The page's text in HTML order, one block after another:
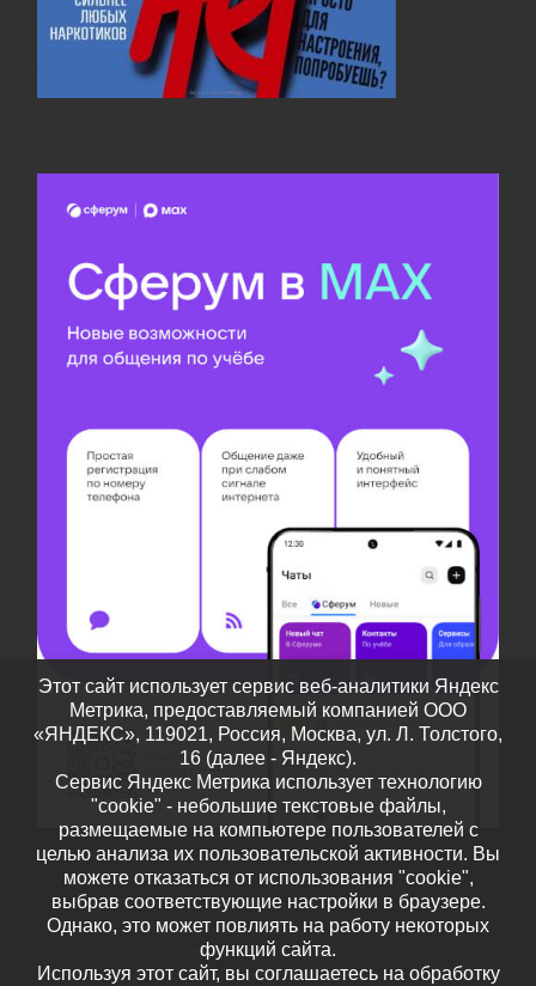
Дополнительное образование детей Тамбовской
области– Все права защищены
Этот сайт использует сервис веб-аналитики Яндекс
Метрика, предоставляемый компанией ООО
«ЯНДЕКС», 119021, Россия, Москва, ул. Л. Толстого,
16 (далее - Яндекс).
Сервис Яндекс Метрика использует технологию
"cookie" - небольшие текстовые файлы,
размещаемые на компьютере пользователей с
целью анализа их пользовательской активности. Вы
можете отказаться от использования "cookie",
выбрав соответствующие настройки в браузере.
Однако, это может повлиять на работу некоторых
функций сайта.
Используя этот сайт, вы соглашаетесь на обработку